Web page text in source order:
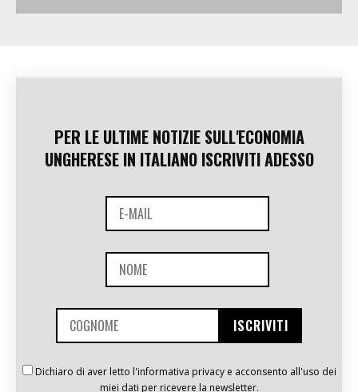
PER LE ULTIME NOTIZIE SULL'ECONOMIA
UNGHERESE IN ITALIANO ISCRIVITI ADESSO
Dichiaro di aver letto l'informativa privacy e acconsento all'uso dei
miei dati per ricevere la newsletter.